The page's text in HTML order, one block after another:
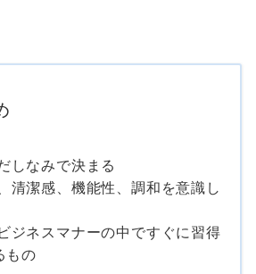
しなみで決まる
清潔感、機能性、調和を意識し
ジネスマナーの中ですぐに習得
もの